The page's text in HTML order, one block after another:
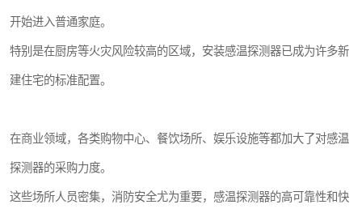
开始进入普通家庭。
特别是在厨房等火灾风险较高的区域，安装感温探测器已成为许多新
建住宅的标准配置。
在商业领域，各类购物中心、餐饮场所、娱乐设施等都加大了对感温
探测器的采购力度。
这些场所人员密集，消防安全尤为重要，感温探测器的高可靠性和快